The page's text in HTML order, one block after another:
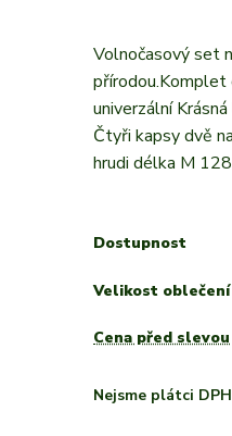
Volnočasový set
přírodou.Komplet
univerzální
Čtyři kapsy dvě
hrudi délka M
Dostupnost
Velikost oblečení
Cena před slevou
Nejsme plátci DPH